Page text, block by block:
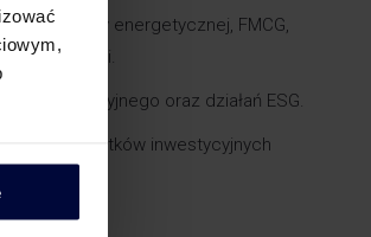
z branży energetycznej, FMCG,
technologii.
kaucyjnego oraz działań ESG.
VAT od wydatków inwestycyjnych